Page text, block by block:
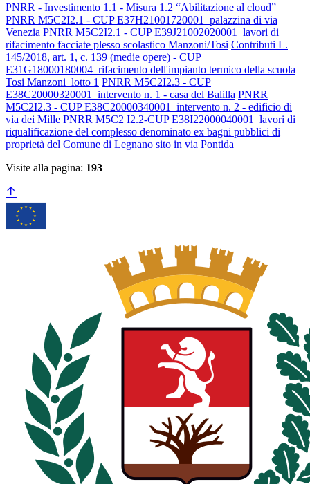
PNRR - Investimento 1.1 - Misura 1.2 “Abilitazione al cloud”
PNRR M5C2I2.1 - CUP E37H21001720001_palazzina di via
Venezia PNRR M5C2I2.1 - CUP E39J21002020001_lavori di
rifacimento facciate plesso scolastico Manzoni/Tosi Contributi L.
145/2018, art. 1, c. 139 (medie opere) - CUP
E31G18000180004_rifacimento dell'impianto termico della scuola
Tosi Manzoni_lotto 1 PNRR M5C2I2.3 - CUP
E38C20000320001_intervento n. 1 - casa del Balilla PNRR
M5C2I2.3 - CUP E38C20000340001_intervento n. 2 - edificio di
via dei Mille PNRR M5C2 I2.2-CUP E38I22000040001_lavori di
riqualificazione del complesso denominato ex bagni pubblici di
proprietà del Comune di Legnano sito in via Pontida
Visite alla pagina: 193